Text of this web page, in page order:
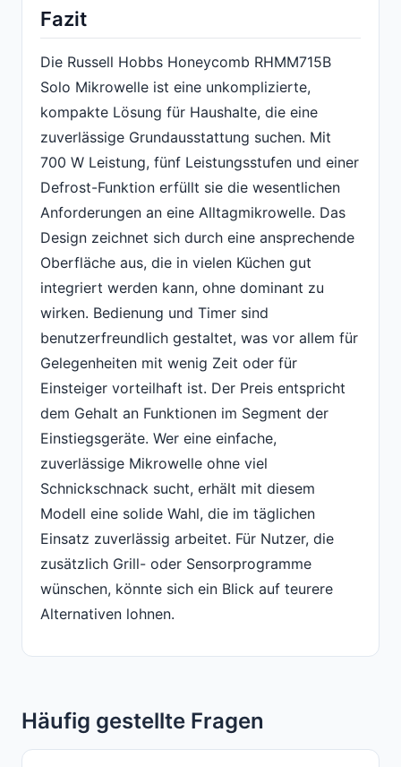
Fazit
Die Russell Hobbs Honeycomb RHMM715B
Solo Mikrowelle ist eine unkomplizierte,
kompakte Lösung für Haushalte, die eine
zuverlässige Grundausstattung suchen. Mit
700 W Leistung, fünf Leistungsstufen und einer
Defrost-Funktion erfüllt sie die wesentlichen
Anforderungen an eine Alltagmikrowelle. Das
Design zeichnet sich durch eine ansprechende
Oberfläche aus, die in vielen Küchen gut
integriert werden kann, ohne dominant zu
wirken. Bedienung und Timer sind
benutzerfreundlich gestaltet, was vor allem für
Gelegenheiten mit wenig Zeit oder für
Einsteiger vorteilhaft ist. Der Preis entspricht
dem Gehalt an Funktionen im Segment der
Einstiegsgeräte. Wer eine einfache,
zuverlässige Mikrowelle ohne viel
Schnickschnack sucht, erhält mit diesem
Modell eine solide Wahl, die im täglichen
Einsatz zuverlässig arbeitet. Für Nutzer, die
zusätzlich Grill- oder Sensorprogramme
wünschen, könnte sich ein Blick auf teurere
Alternativen lohnen.
Häufig gestellte Fragen